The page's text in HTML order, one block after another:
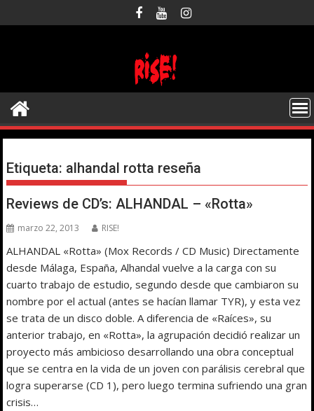
al
Etiqueta: alhandal rotta reseña
Reviews de CD’s: ALHANDAL – «Rotta»
marzo 22, 2013 RISE!
ALHANDAL «Rotta» (Mox Records / CD Music) Directamente
desde Málaga, España, Alhandal vuelve a la carga con su
cuarto trabajo de estudio, segundo desde que cambiaron su
nombre por el actual (antes se hacían llamar TYR), y esta vez
se trata de un disco doble. A diferencia de «Raíces», su
anterior trabajo, en «Rotta», la agrupación decidió realizar un
proyecto más ambicioso desarrollando una obra conceptual
que se centra en la vida de un joven con parálisis cerebral que
logra superarse (CD 1), pero luego termina sufriendo una gran
crisis…